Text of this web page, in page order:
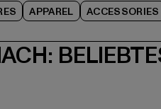
APPAREL ACCESSORIES